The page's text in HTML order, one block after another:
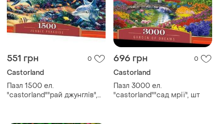
551 грн 0
Castorland
Пазл 1500 ел.
"castorland""рай джунглів",
696 грн 0
Castorland
Пазл 3000 ел.
"castorland""сад мрії", шт